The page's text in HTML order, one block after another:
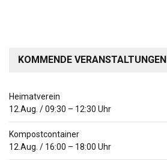
KOMMENDE VERANSTALTUNGEN
Heimatverein
12.Aug. /09:30 – 12:30 Uhr
Kompostcontainer
12.Aug. / 16:00 – 18:00 Uhr